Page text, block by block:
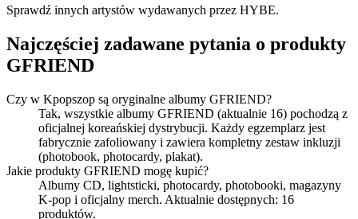
Sprawdź innych artystów wydawanych przez HYBE.
Najczęściej zadawane pytania o produkty
GFRIEND
Czy w Kpopszop są oryginalne albumy GFRIEND?
Tak, wszystkie albumy GFRIEND (aktualnie 16) pochodzą z
oficjalnej koreańskiej dystrybucji. Każdy egzemplarz jest
fabrycznie zafoliowany i zawiera kompletny zestaw inkluzji
(photobook, photocardy, plakat).
Jakie produkty GFRIEND mogę kupić?
Albumy CD, lightsticki, photocardy, photobooki, magazyny
K-pop i oficjalny merch. Aktualnie dostępnych: 16
produktów.